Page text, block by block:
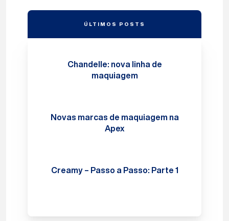
ÚLTIMOS POSTS
Chandelle: nova linha de
maquiagem
Novas marcas de maquiagem na
Apex
Creamy – Passo a Passo: Parte 1